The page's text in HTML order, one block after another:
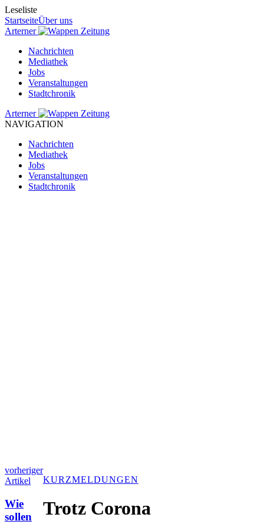
Leseliste
StartseiteÜber uns
Arterner
Zeitung
Nachrichten
Mediathek
Jobs
Veranstaltungen
Stadtchronik
Arterner
Zeitung
NAVIGATION
Nachrichten
Mediathek
Jobs
Veranstaltungen
Stadtchronik
vorheriger
Artikel
Wie
sollen
KURZMELDUNGEN
Trotz Corona